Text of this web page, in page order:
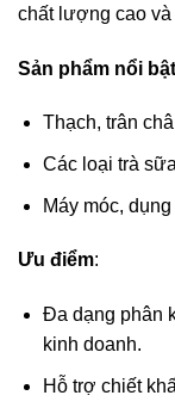
chất lượng cao
Sản phẩm nổi bật
Thạch, trân
Các loại trà
Máy móc,
Ưu điểm:
Đa dạng phân
kinh doanh.
Hỗ trợ chiết